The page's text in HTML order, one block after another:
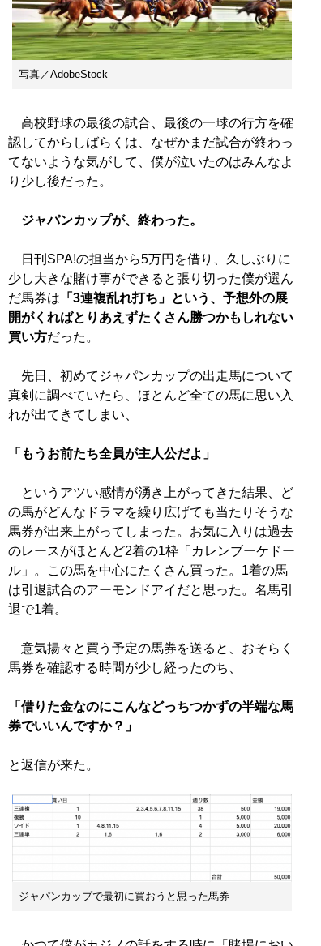
写真／AdobeStock
高校野球の最後の試合、最後の一球の行方を確
認してからしばらくは、なぜかまだ試合が終わっ
てないような気がして、僕が泣いたのはみんなよ
り少し後だった。
ジャパンカップが、終わった。
日刊SPA!の担当から5万円を借り、久しぶりに
少し大きな賭け事ができると張り切った僕が選ん
だ馬券は 「3連複乱れ打ち」という、予想外の展
開がくればとりあえずたくさん勝つかもしれない
買い方だった。
先日、初めてジャパンカップの出走馬について
真剣に調べていたら、ほとんど全ての馬に思い入
れが出てきてしまい、
「もうお前たち全員が主人公だよ」
というアツい感情が湧き上がってきた結果、ど
の馬がどんなドラマを繰り広げても当たりそうな
馬券が出来上がってしまった。お気に入りは過去
のレースがほとんど2着の1枠「カレンブーケドー
ル」。この馬を中心にたくさん買った。1着の馬
は引退試合のアーモンドアイだと思った。名馬引
退で1着。
意気揚々と買う予定の馬券を送ると、おそらく
馬券を確認する時間が少し経ったのち、
「借りた金なのにこんなどっちつかずの半端な馬
券でいいんですか？」
と返信が来た。
ジャパンカップで最初に買おうと思った馬券